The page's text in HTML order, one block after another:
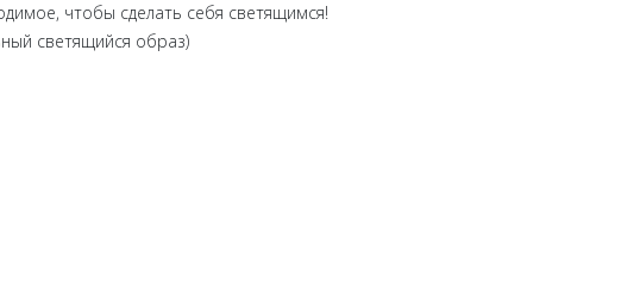
чтобы сделать себя светящимся!
светящийся образ)